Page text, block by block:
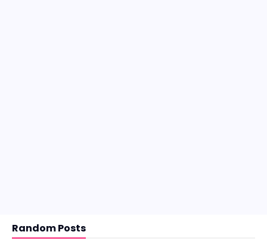
Random Posts